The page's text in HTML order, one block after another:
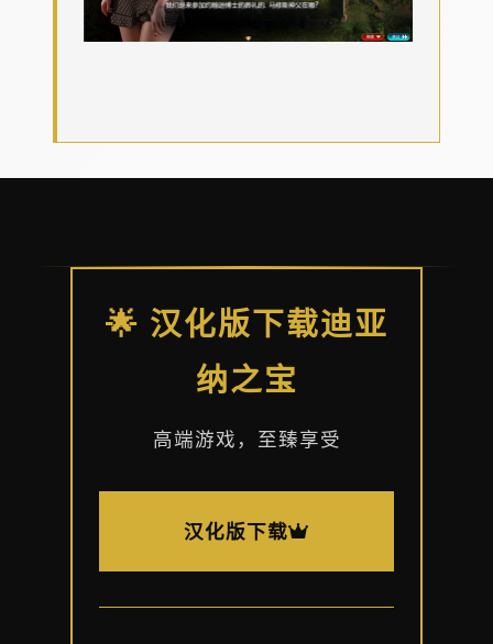
🌟 汉化版下载迪亚
纳之宝
高端游戏，至臻享受
汉化版下载